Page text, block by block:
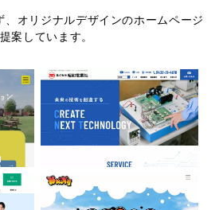
、オリジナルデザインのホームページ
案しています。
株式会社Bring